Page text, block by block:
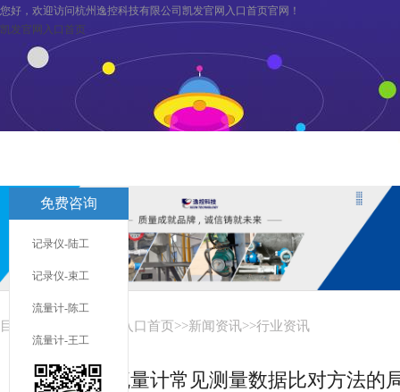
您好，欢迎访问杭州逸控科技有限公司凯发官网入口首页官网！
凯发官网入口首页
联系凯发官网入口首页 服务与支持
目前您在： 凯发官网入口首页>>新闻资讯>>行业资讯
插入式涡街流量计常见测量数据比对方法的
免费咨询
记录仪-陆工
记录仪-束工
流量计-陈工
流量计-王工